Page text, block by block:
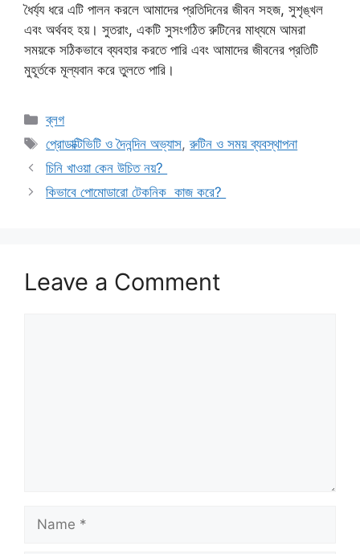
ধৈর্য্য ধরে এটি পালন করলে আমাদের প্রতিদিনের জীবন সহজ, সুশৃঙ্খল
এবং অর্থবহ হয়। সুতরাং, একটি সুসংগঠিত রুটিনের মাধ্যমে আমরা
সময়কে সঠিকভাবে ব্যবহার করতে পারি এবং আমাদের জীবনের প্রতিটি
মুহূর্তকে মূল্যবান করে তুলতে পারি।
Categories
ব্লগ
Tags
প্রোডাক্টিভিটি ও দৈনন্দিন অভ্যাস,রুটিন ও সময় ব্যবস্থাপনা
চিনি খাওয়া কেন উচিত নয়?
কিভাবে পোমোডারো টেকনিক কাজ করে?
Leave a Comment